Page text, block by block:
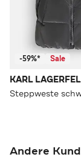
-59%* Sale
KARL
Steppweste
Andere